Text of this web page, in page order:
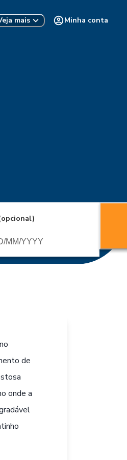
mais Minha conta
de
onde a